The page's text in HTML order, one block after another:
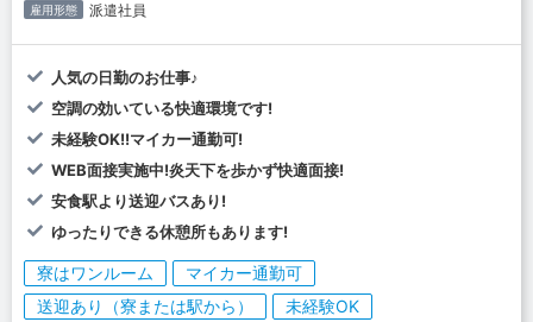
雇用形態 派遣社員
人気の日勤のお仕事♪
空調の効いている快適環境です!
未経験OK!!マイカー通勤可!
WEB面接実施中!炎天下を歩かず快適面接!
安食駅より送迎バスあり!
ゆったりできる休憩所もあります!
寮はワンルーム
マイカー通勤可
送迎あり（寮または駅から）
未経験OK